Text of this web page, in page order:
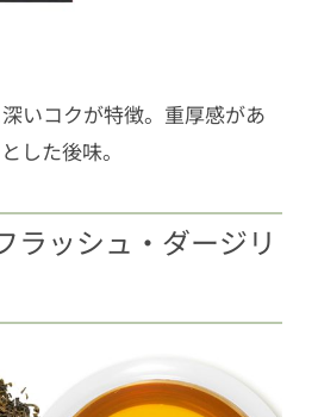
いコクが特徴。重厚感があ
した後味。
ラッシュ・ダージリ